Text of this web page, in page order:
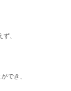
、
でき、